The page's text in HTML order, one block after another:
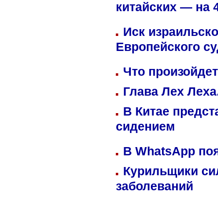
китайских — на
Иск
Европейского
Что
Глава Лех
В Китае
сидением
В WhatsApp
Курильщики
заболеваний